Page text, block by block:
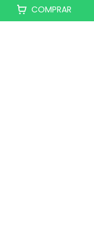
COMPRAR